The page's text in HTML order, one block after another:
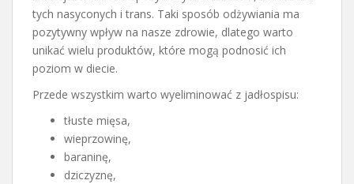
tych nasyconych i trans. Taki sposób odżywiania ma
pozytywny wpływ na nasze zdrowie, dlatego warto
unikać wielu produktów, które mogą podnosić ich
poziom w diecie.
Przede wszystkim warto wyeliminować z jadłospisu:
tłuste mięsa,
wieprzowinę,
baraninę,
dziczyznę,